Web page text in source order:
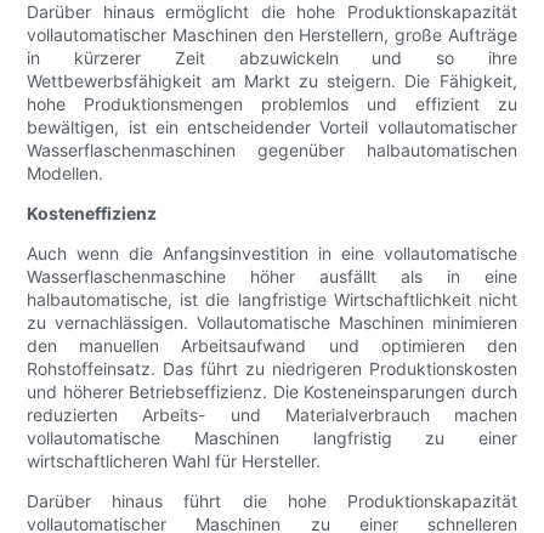
Darüber hinaus ermöglicht die hohe Produktionskapazität
vollautomatischer Maschinen den Herstellern, große Aufträge
in kürzerer Zeit abzuwickeln und so ihre
Wettbewerbsfähigkeit am Markt zu steigern. Die Fähigkeit,
hohe Produktionsmengen problemlos und effizient zu
bewältigen, ist ein entscheidender Vorteil vollautomatischer
Wasserflaschenmaschinen gegenüber halbautomatischen
Modellen.
Kosteneffizienz
Auch wenn die Anfangsinvestition in eine vollautomatische
Wasserflaschenmaschine höher ausfällt als in eine
halbautomatische, ist die langfristige Wirtschaftlichkeit nicht
zu vernachlässigen. Vollautomatische Maschinen minimieren
den manuellen Arbeitsaufwand und optimieren den
Rohstoffeinsatz. Das führt zu niedrigeren Produktionskosten
und höherer Betriebseffizienz. Die Kosteneinsparungen durch
reduzierten Arbeits- und Materialverbrauch machen
vollautomatische Maschinen langfristig zu einer
wirtschaftlicheren Wahl für Hersteller.
Darüber hinaus führt die hohe Produktionskapazität
vollautomatischer Maschinen zu einer schnelleren